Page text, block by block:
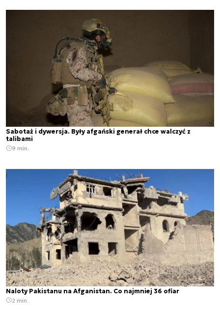
Sabotaż i dywersja. Były afgański generał chce walczyć z
talibami
9 min.
Naloty Pakistanu na Afganistan. Co najmniej 36 ofiar
2 min.